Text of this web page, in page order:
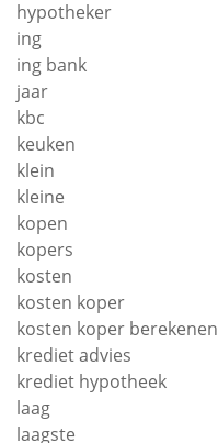
hypotheker
ing
ing bank
jaar
kbc
keuken
klein
kleine
kopen
kopers
kosten
kosten koper
kosten koper berekenen
krediet advies
krediet hypotheek
laag
laagste